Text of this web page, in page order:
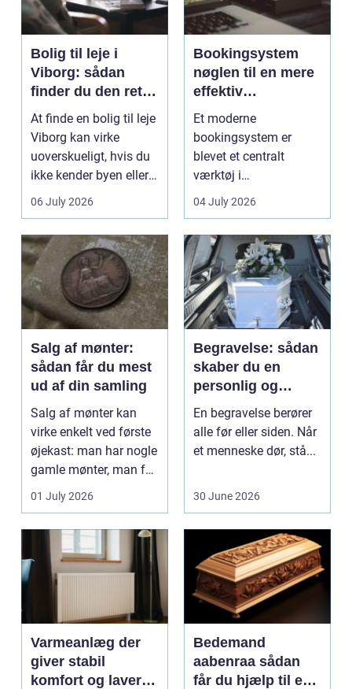
Bolig til leje i
Viborg: sådan
finder du den rette
lejlighed
At finde en bolig til leje
Viborg kan virke
uoverskueligt, hvis du
ikke kender byen eller
det lokale...
06 July 2026
Bookingsystem
nøglen til en mere
effektiv
klinikhverdag
Et moderne
bookingsystem er
blevet et centralt
værktøj i
sundhedssektoren.
Klinikker, praksis og
beh...
04 July 2026
Salg af mønter:
sådan får du mest
ud af din samling
Salg af mønter kan
virke enkelt ved første
øjekast: man har nogle
gamle mønter, man får
dem vurderet...
01 July 2026
Begravelse: sådan
skaber du en
personlig og
respektfuld afsked
En begravelse berører
alle før eller siden. Når
et menneske dør, stå...
30 June 2026
Varmeanlæg der
giver stabil
komfort og lavere
Bedemand
aabenraa sådan
får du hjælp til en